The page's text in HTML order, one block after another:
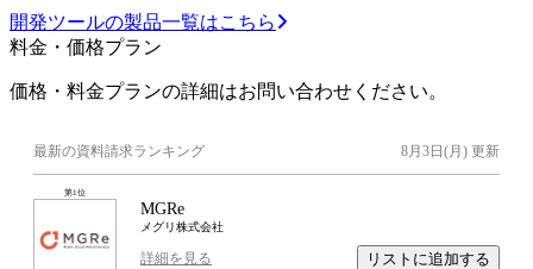
開発ツールの製品一覧はこちら
料金・価格プラン
価格・料金プランの詳細はお問い合わせください。
最新の資料請求ランキング 8月3日(月) 更新
第1位
MGRe
メグリ株式会社
詳細を見る リストに追加する